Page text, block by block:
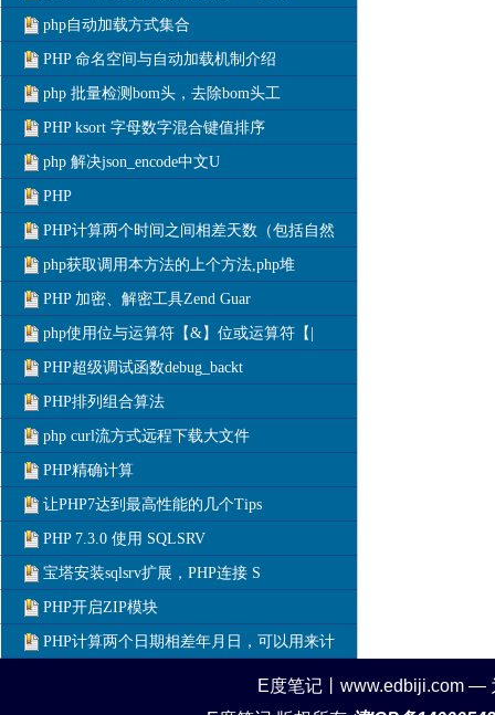
php自动加载方式集合
PHP 命名空间与自动加载机制介绍
php 批量检测bom头，去除bom头工
PHP ksort 字母数字混合键值排序
php 解决json_encode中文U
PHP
PHP计算两个时间之间相差天数（包括自然
php获取调用本方法的上个方法,php堆
PHP 加密、解密工具Zend Guar
php使用位与运算符【&】位或运算符【|
PHP超级调试函数debug_backt
PHP排列组合算法
php curl流方式远程下载大文件
PHP精确计算
让PHP7达到最高性能的几个Tips
PHP 7.3.0 使用 SQLSRV
宝塔安装sqlsrv扩展，PHP连接 S
PHP开启ZIP模块
PHP计算两个日期相差年月日，可以用来计
E度笔记丨www.edbiji.com